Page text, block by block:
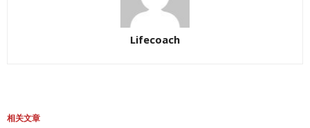
Lifecoach
相关文章